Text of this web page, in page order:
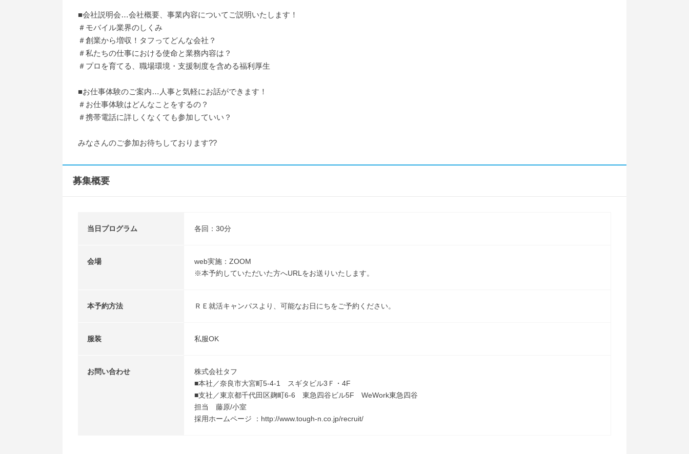
■会社説明会…会社概要、事業内容についてご説明いたします！
＃モバイル業界のしくみ
＃創業から増収！タフってどんな会社？
＃私たちの仕事における使命と業務内容は？
＃プロを育てる、職場環境・支援制度を含める福利厚生
■お仕事体験のご案内…人事と気軽にお話ができます！
＃お仕事体験はどんなことをするの？
＃携帯電話に詳しくなくても参加していい？
みなさんのご参加お待ちしております??
募集概要
当日プログラム 各回：30分
会場
web実施：ZOOM
※本予約していただいた方へURLをお送りいたします。
本予約方法 ＲＥ就活キャンパスより、可能なお日にちをご予約ください。
服装 私服OK
お問い合わせ
株式会社タフ
■本社／奈良市大宮町5-4-1 スギタビル3Ｆ・4F
■支社／東京都千代田区麹町6-6 東急四谷ビル5F WeWork東急四谷
担当 藤原/小室
採用ホームページ ：http://www.tough-n.co.jp/recruit/